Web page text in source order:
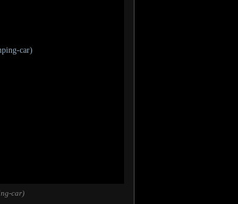
car)